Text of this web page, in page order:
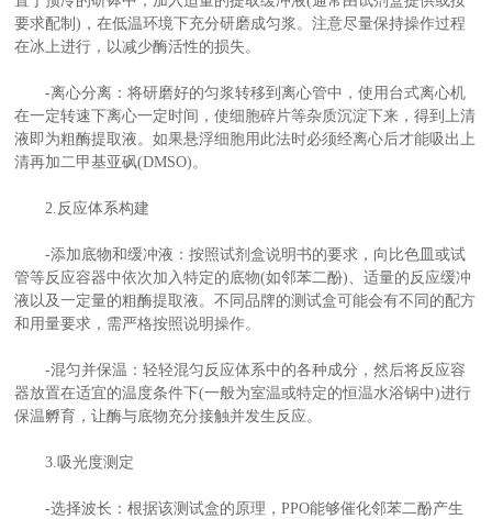
要求配制)，在低温环境下充分研磨成匀浆。注意尽量保持操作过程
在冰上进行，以减少酶活性的损失。
-离心分离：将研磨好的匀浆转移到离心管中，使用台式离心机
在一定转速下离心一定时间，使细胞碎片等杂质沉淀下来，得到上清
液即为粗酶提取液。如果悬浮细胞用此法时必须经离心后才能吸出上
清再加二甲基亚砜(DMSO)。
2.反应体系构建
-添加底物和缓冲液：按照试剂盒说明书的要求，向比色皿或试
管等反应容器中依次加入特定的底物(如邻苯二酚)、适量的反应缓冲
液以及一定量的粗酶提取液。不同品牌的测试盒可能会有不同的配方
和用量要求，需严格按照说明操作。
-混匀并保温：轻轻混匀反应体系中的各种成分，然后将反应容
器放置在适宜的温度条件下(一般为室温或特定的恒温水浴锅中)进行
保温孵育，让酶与底物充分接触并发生反应。
3.吸光度测定
-选择波长：根据该测试盒的原理，PPO能够催化邻苯二酚产生